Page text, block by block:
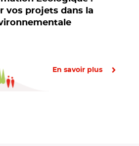
vos projets dans la
En savoir plus